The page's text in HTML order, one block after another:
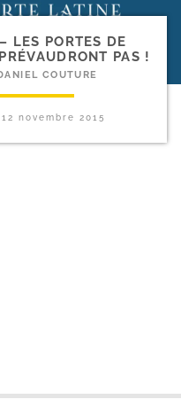
LES PORTES DE
PAS !
COUTURE
12 novembre 2015